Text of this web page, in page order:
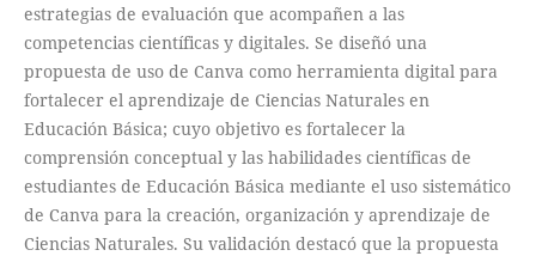
estrategias de evaluación que acompañen a las
competencias científicas y digitales. Se diseñó una
propuesta de uso de Canva como herramienta digital para
fortalecer el aprendizaje de Ciencias Naturales en
Educación Básica; cuyo objetivo es fortalecer la
comprensión conceptual y las habilidades científicas de
estudiantes de Educación Básica mediante el uso sistemático
de Canva para la creación, organización y aprendizaje de
Ciencias Naturales. Su validación destacó que la propuesta